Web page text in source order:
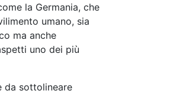
la Germania, che
umano, sia
ma anche
uno dei più
da sottolineare